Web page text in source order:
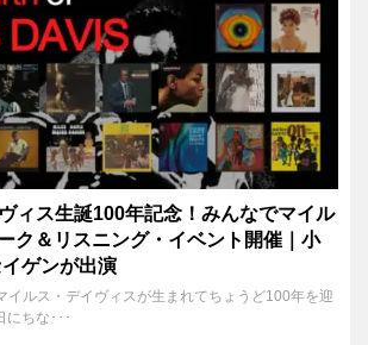
ィス生誕100年記念！みんなでマイル
ク＆リスニング・イベント開催｜小
ゲンが出演
イルス・デイヴィスが生まれてちょうど100年を迎
にちな･･･